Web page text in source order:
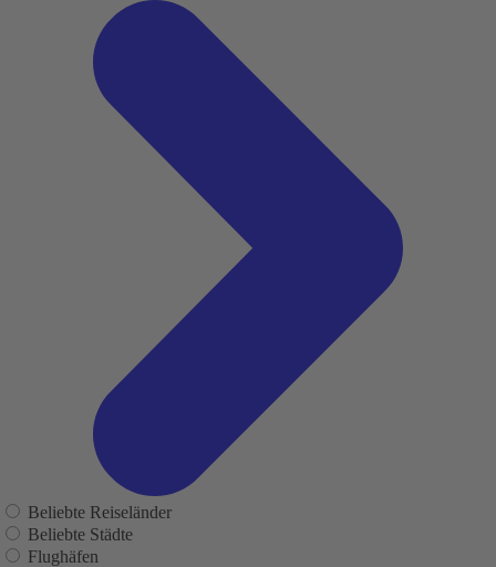
Beliebte Reiseländer
Beliebte Städte
Flughäfen